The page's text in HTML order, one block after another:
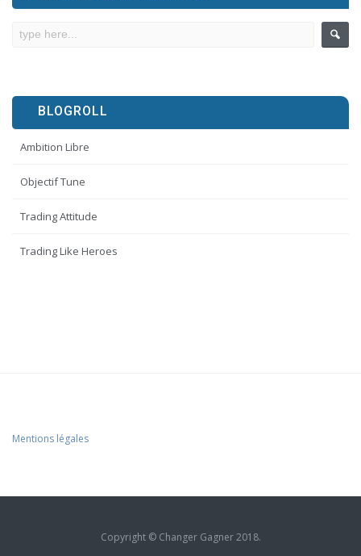
BLOGROLL
Ambition Libre
Objectif Tune
Trading Attitude
Trading Like Heroes
Mentions légales
Copyright © Changer Gagner 2018.